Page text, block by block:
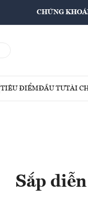
CHỨNG
TIÊU ĐIỂMĐẦU TƯTÀI
Sắp